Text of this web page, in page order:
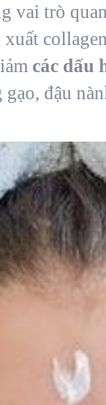
vai trò
các dấu
đậu